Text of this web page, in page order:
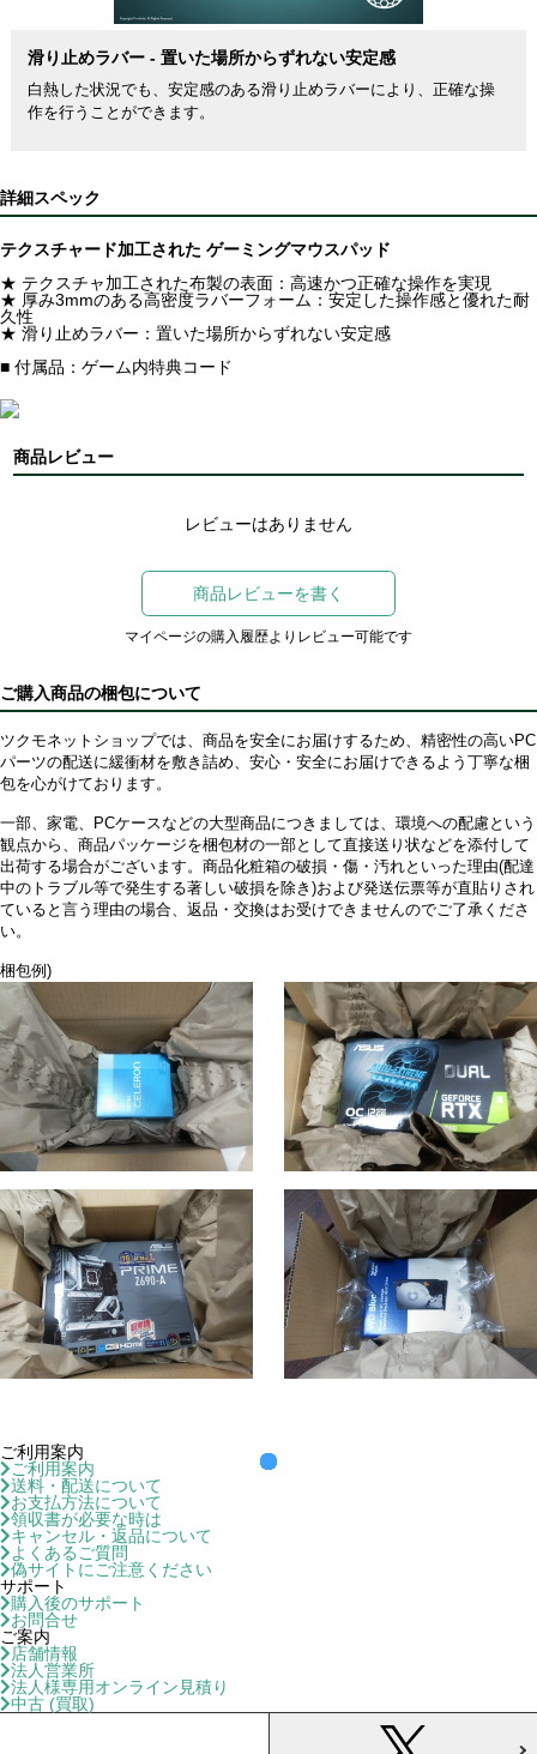
滑り止めラバー - 置いた場所からずれない安定感
白熱した状況でも、安定感のある滑り止めラバーにより、正確な操
作を行うことができます。
詳細スペック
テクスチャード加工された ゲーミングマウスパッド
★ テクスチャ加工された布製の表面：高速かつ正確な操作を実現
★ 厚み3mmのある高密度ラバーフォーム：安定した操作感と優れた耐
久性
★ 滑り止めラバー：置いた場所からずれない安定感
■ 付属品：ゲーム内特典コード
商品レビュー
レビューはありません
商品レビューを書く
マイページの購入履歴よりレビュー可能です
ご購入商品の梱包について
ツクモネットショップでは、商品を安全にお届けするため、精密性の高いPC
パーツの配送に緩衝材を敷き詰め、安心・安全にお届けできるよう丁寧な梱
包を心がけております。
一部、家電、PCケースなどの大型商品につきましては、環境への配慮という
観点から、商品パッケージを梱包材の一部として直接送り状などを添付して
出荷する場合がございます。商品化粧箱の破損・傷・汚れといった理由(配達
中のトラブル等で発生する著しい破損を除き)および発送伝票等が直貼りされ
ていると言う理由の場合、返品・交換はお受けできませんのでご了承くださ
い。
梱包例)
ご利用案内
ご利用案内
送料・配送について
お支払方法について
領収書が必要な時は
キャンセル・返品について
よくあるご質問
偽サイトにご注意ください
サポート
購入後のサポート
お問合せ
ご案内
店舗情報
法人営業所
法人様専用オンライン見積り
中古 (買取)